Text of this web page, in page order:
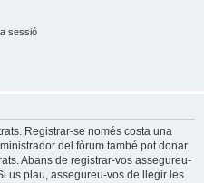
sessió
Registrar-se només costa una
del fòrum també pot donar
Abans de registrar-vos assegureu-
us plau, assegureu-vos de llegir les